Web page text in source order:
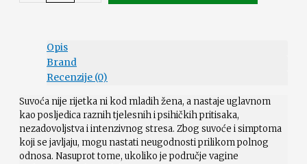
Opis
Brand
Recenzije (0)
Suvoća nije rijetka ni kod mladih žena, a nastaje uglavnom
kao posljedica raznih tjelesnih i psihičkih pritisaka,
nezadovoljstva i intenzivnog stresa. Zbog suvoće i simptoma
koji se javljaju, mogu nastati neugodnosti prilikom polnog
odnosa. Nasuprot tome, ukoliko je područje vagine